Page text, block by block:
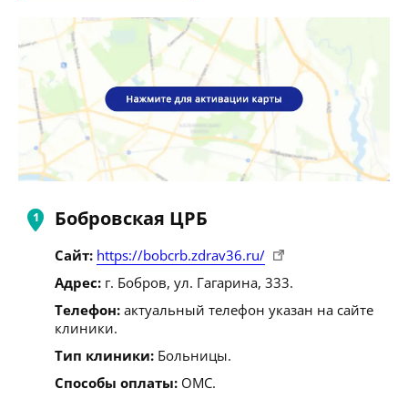
Бобровская ЦРБ
Сайт: https://bobcrb.zdrav36.ru/
Адрес: г. Бобров, ул. Гагарина, 333.
Телефон: актуальный телефон указан на сайте
клиники.
Тип клиники: Больницы.
Способы оплаты: ОМС.